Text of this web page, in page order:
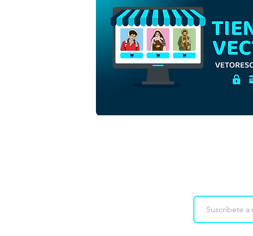
San Juan Pablo II, Papa |
Descarga gratuita Vector de
contorno monocromático sin